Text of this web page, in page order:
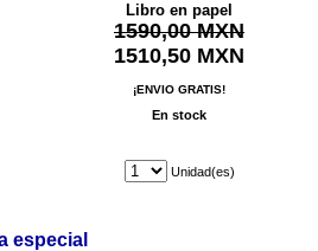
Libro en papel
1590,00 MXN
1510,50 MXN
¡ENVIO GRATIS!
En stock
Unidad(es)
especial